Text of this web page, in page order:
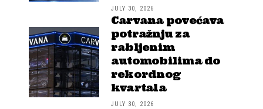
JULY 30, 2026
Carvana povećava
potražnju za
rabljenim
automobilima do
rekordnog
kvartala
JULY 30, 2026